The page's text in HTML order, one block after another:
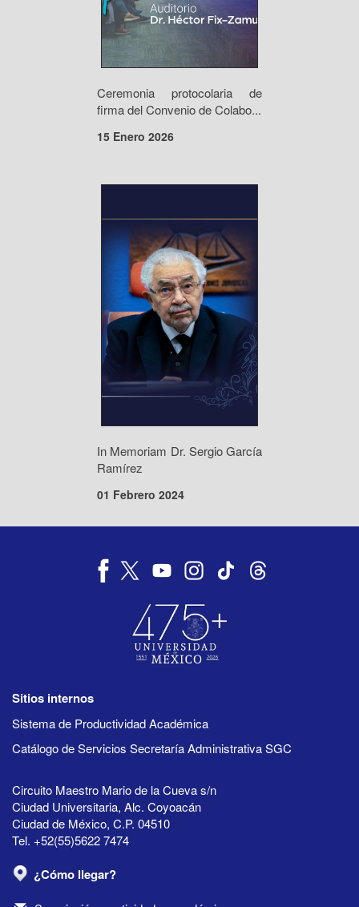
Ceremonia protocolaria de
firma del Convenio de Colabo...
15 Enero 2026
In Memoriam Dr. Sergio García
Ramírez
01 Febrero 2024
Sitios internos
Sistema de Productividad Académica
Catálogo de Servicios Secretaría Administrativa SGC
Circuito Maestro Mario de la Cueva s/n
Ciudad Universitaria, Alc. Coyoacán
Ciudad de México, C.P. 04510
Tel. +52(55)5622 7474
¿Cómo llegar?